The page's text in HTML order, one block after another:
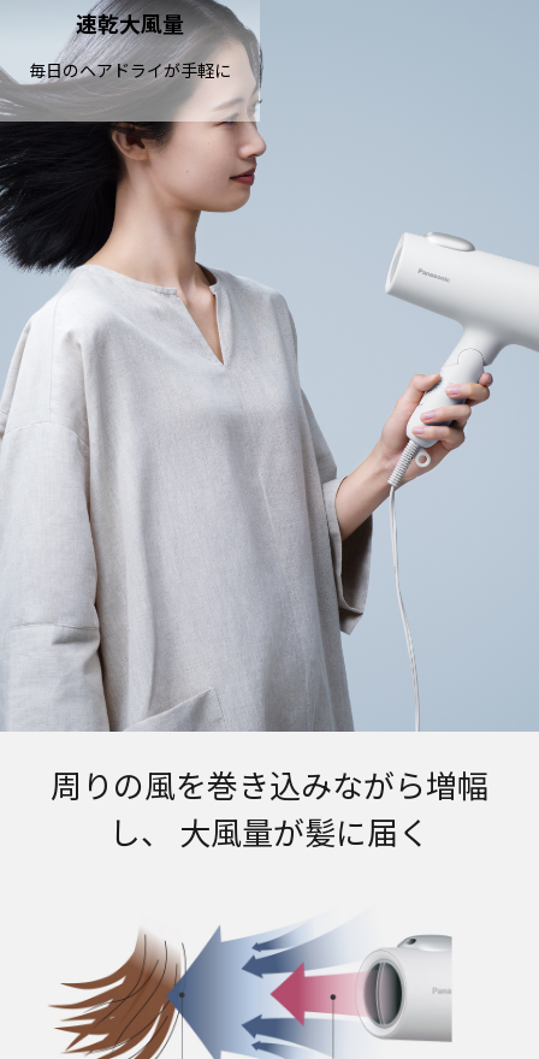
速乾大風量
毎日のヘアドライが手軽に
周りの風を巻き込みながら増幅
し、 大風量が髪に届く